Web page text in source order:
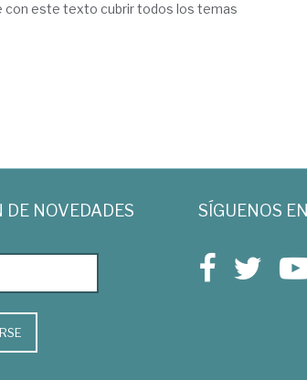
con este texto cubrir todos los temas
DE NOVEDADES SÍGUENOS EN